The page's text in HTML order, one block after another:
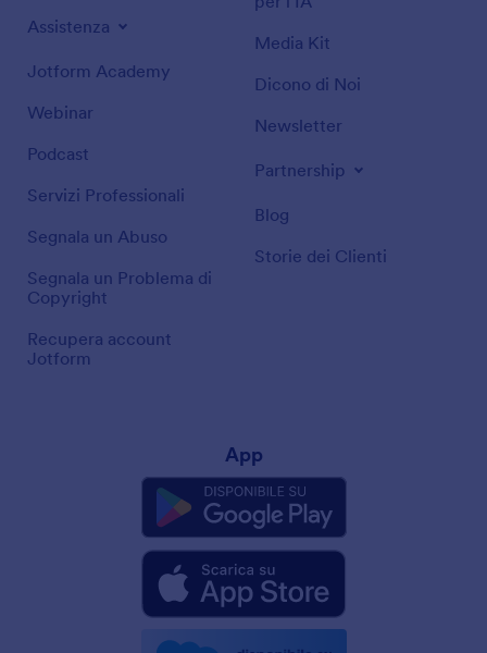
Assistenza
Jotform Academy
Webinar
Podcast
Servizi Professionali
Segnala un Abuso
Segnala un Problema di
Copyright
Recupera account
Jotform
Media Kit
Dicono di Noi
Newsletter
Partnership
Blog
Storie dei Clienti
App